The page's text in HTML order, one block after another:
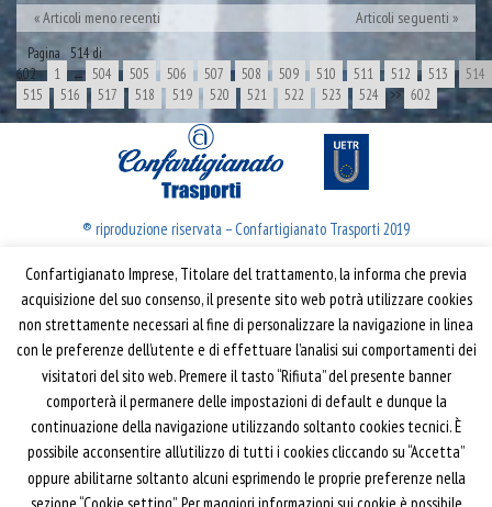
Articoli meno recenti Articoli seguenti
Pagina 514 di
602
1 ← 504 505 506 507 508 509 510 511 512 513
514
515
516 517 518 519 520 521 522 523 524 >> 602
® riproduzione riservata – Confartigianato Trasporti 2019
Confartigianato Trasporti
Via S. Giovanni in Laterano, 152 | 00184 Roma
T: 06 70374.275
trasporti@confartigianato.it
confartigianatotrasporti@pec.it
Privacy e Cookie Policy
Informativa
Confartigianato Imprese, Titolare del trattamento, la informa che previa
acquisizione del suo consenso, il presente sito web potrà utilizzare cookies
non strettamente necessari al fine di personalizzare la navigazione in linea
con le preferenze dell’utente e di effettuare l’analisi sui comportamenti dei
visitatori del sito web. Premere il tasto “Rifiuta” del presente banner
comporterà il permanere delle impostazioni di default e dunque la
continuazione della navigazione utilizzando soltanto cookies tecnici. È
possibile acconsentire all’utilizzo di tutti i cookies cliccando su “Accetta”
oppure abilitarne soltanto alcuni esprimendo le proprie preferenze nella